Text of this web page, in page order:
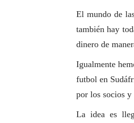
El mundo de
también hay
dinero de
Igualmente
futbol en
por los socios y
La idea es